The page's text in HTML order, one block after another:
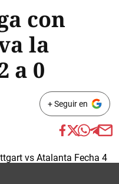
con
la
a 0
+ Seguir en